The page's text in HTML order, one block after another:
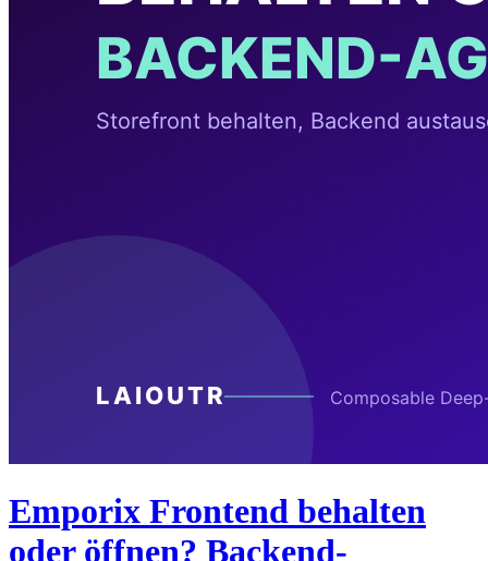
Emporix Frontend behalten
oder öffnen? Backend-